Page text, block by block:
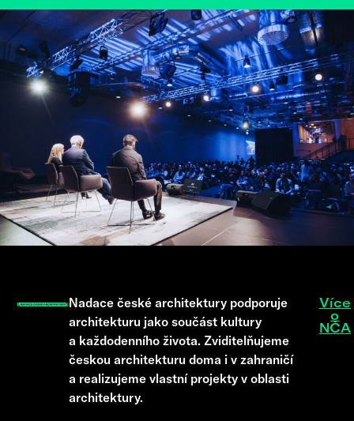
Nadace české architektury podporuje
architekturu jako součást kultury
a každodenního života. Zviditelňujeme
českou architekturu doma i v zahraničí
a realizujeme vlastní projekty v oblasti
architektury.
Více
o
NČA